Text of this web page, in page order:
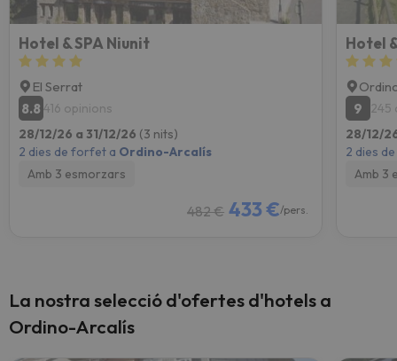
Hotel & SPA Niunit
El Serrat
8.8 416 opinions
28/12/26 a 31/12/26 (3 nits)
2 dies de forfet a Ordino-Arcalís
Amb 3 esmorzars
482 € 433 €/pers.
Hotel
9
245
28/12/
2 dies
Amb 3
La nostra selecció d'ofertes d'hotels a
Ordino-Arcalís